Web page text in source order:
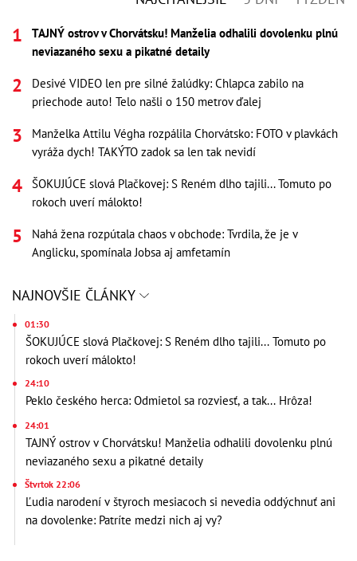
TAJNÝ ostrov v Chorvátsku! Manželia odhalili dovolenku plnú
neviazaného sexu a pikatné detaily
Desivé VIDEO len pre silné žalúdky: Chlapca zabilo na
priechode auto! Telo našli o 150 metrov ďalej
Manželka Attilu Végha rozpálila Chorvátsko: FOTO v plavkách
vyráža dych! TAKÝTO zadok sa len tak nevidí
ŠOKUJÚCE slová Plačkovej: S Reném dlho tajili... Tomuto po
rokoch uverí málokto!
Nahá žena rozpútala chaos v obchode: Tvrdila, že je v
Anglicku, spomínala Jobsa aj amfetamín
NAJNOVŠIE ČLÁNKY
01:30
ŠOKUJÚCE slová Plačkovej: S Reném dlho tajili... Tomuto po
rokoch uverí málokto!
24:10
Peklo českého herca: Odmietol sa rozviesť, a tak... Hrôza!
24:01
TAJNÝ ostrov v Chorvátsku! Manželia odhalili dovolenku plnú
neviazaného sexu a pikatné detaily
Štvrtok 22:06
Ľudia narodení v štyroch mesiacoch si nevedia oddýchnuť ani
na dovolenke: Patríte medzi nich aj vy?